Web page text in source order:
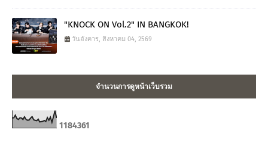
"KNOCK ON Vol.2" IN BANGKOK!
วันอังคาร, สิงหาคม 04, 2569
จำนวนการดูหน้าเว็บรวม
1184361